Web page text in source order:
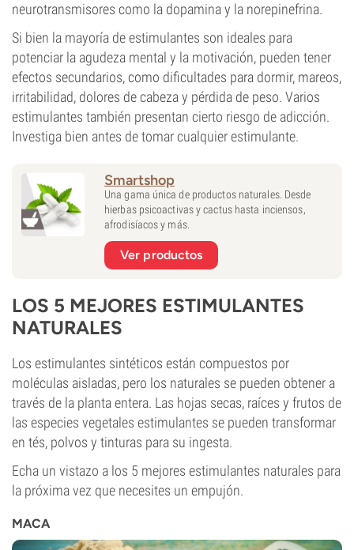
neurotransmisores como la dopamina y la norepinefrina.
Si bien la mayoría de estimulantes son ideales para
potenciar la agudeza mental y la motivación, pueden tener
efectos secundarios, como dificultades para dormir, mareos,
irritabilidad, dolores de cabeza y pérdida de peso. Varios
estimulantes también presentan cierto riesgo de adicción.
Investiga bien antes de tomar cualquier estimulante.
Smartshop
Una gama única de productos naturales. Desde
hierbas psicoactivas y cactus hasta inciensos,
afrodisíacos y más.
Ver productos
LOS 5 MEJORES ESTIMULANTES
NATURALES
Los estimulantes sintéticos están compuestos por
moléculas aisladas, pero los naturales se pueden obtener a
través de la planta entera. Las hojas secas, raíces y frutos de
las especies vegetales estimulantes se pueden transformar
en tés, polvos y tinturas para su ingesta.
Echa un vistazo a los 5 mejores estimulantes naturales para
la próxima vez que necesites un empujón.
MACA